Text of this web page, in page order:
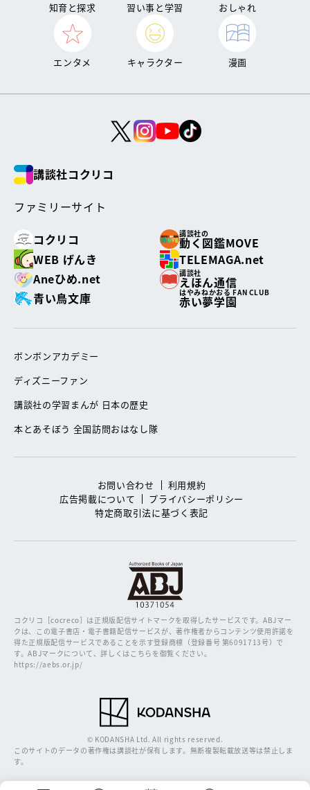
知育と探求 習い事と学習 おしゃれ
エンタメ キャラクター 漫画
講談社コクリコ
ファミリーサイト
コクリコ
講談社の
動く図鑑MOVE
WEB げんき
TELEMAGA.net
Aneひめ.net
講談社
えほん通信
青い鳥文庫
はやみねかおる FAN CLUB
赤い夢学園
ボンボンアカデミー
ディズニーファン
講談社の学習まんが 日本の歴史
本とあそぼう 全国訪問おはなし隊
お問い合わせ
利用規約
広告掲載について
プライバシーポリシー
特定商取引法に基づく表記
コクリコ［cocreco］は正規版配信サイトマークを取得したサービスです。ABJマー
クは、この電子書店・電子書籍配信サービスが、著作権者からコンテンツ使用許諾を
得た正規版配信サービスであることを示す登録商標（登録番号 第6091713号）で
す。ABJマークについて、詳しくはこちらを御覧ください。
https://aebs.or.jp/
© KODANSHA Ltd. All rights reserved.
このサイトのデータの著作権は講談社が保有します。無断複製転載放送等は禁止しま
す。